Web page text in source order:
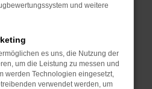
4,7 von 5
15 Jahre Partner!
und weitere
es uns, die Nutzung der
um die Leistung zu messen und
werden Technologien eingesetzt,
verwendet werden, um